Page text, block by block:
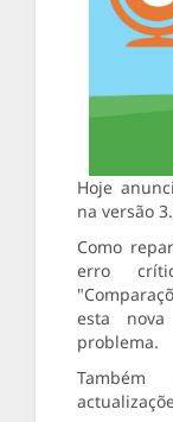
Hoje
na versão
Como
erro
esta
problema.